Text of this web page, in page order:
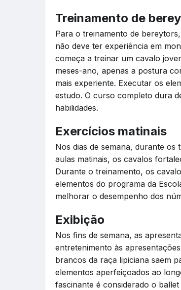
Treinamento de
Para o treinamento de
não deve ter experiência em
começa a treinar um cavalo
meses-ano, apenas a postura
mais experiente. Executar os
estudo. O curso completo dura
habilidades.
Exercícios matinais
Nos dias de semana, durante
aulas matinais, os cavalos
Durante o treinamento, os
elementos do programa da
melhorar o desempenho dos
Exibição
Nos fins de semana, as
entretenimento às
brancos da raça lipiciana saem
elementos aperfeiçoados ao
fascinante é considerado o